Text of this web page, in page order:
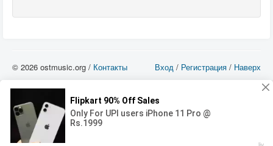
Вход / Регистрация / Наверх
© 2026 ostmusic.org / Контакты
можете использовать такие материалы только в том в случае, если
использование производится с ознакомительными целями - для прочих целей
вы должны приобрести лицензионную запись.